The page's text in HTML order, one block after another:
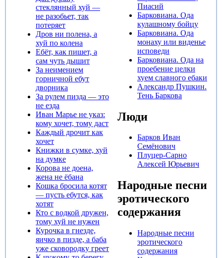
стеклянный хуй —
не разобьет, так
потеряет
Дров ни полена, а
хуй по колена
Ебёт, как пишет, а
сам чуть дышит
За неимением
горничной ебут
дворника
За рулем пизда — это
не езда
Иван Марье не указ:
кому хочет, тому даст‎
Каждый дрочит как
хочет
Книжки в сумке, хуй
на думке
Корова не доена,
жена не ёбана
Кошка бросила котят
— пусть ебутся, как
хотят‎
Кто с водкой дружен,
тому хуй не нужен
Курочка в гнезде,
яичко в пизде, а баба
уже сковородку греет
Пиасий
Барковиана. Ода
кулашному бойцу
Барковиана. Ода
монаху или виденье
исповеди
Барковиана. Ода на
проебение целки
хуем славного ебаки
Александр Пушкин.
Тень Баркова
Люди
Барков Иван
Семёнович
Плуцер-Сарно
Алексей Юрьевич
Народные песни
эротического
содержания
Народные песни
эротического
содержания